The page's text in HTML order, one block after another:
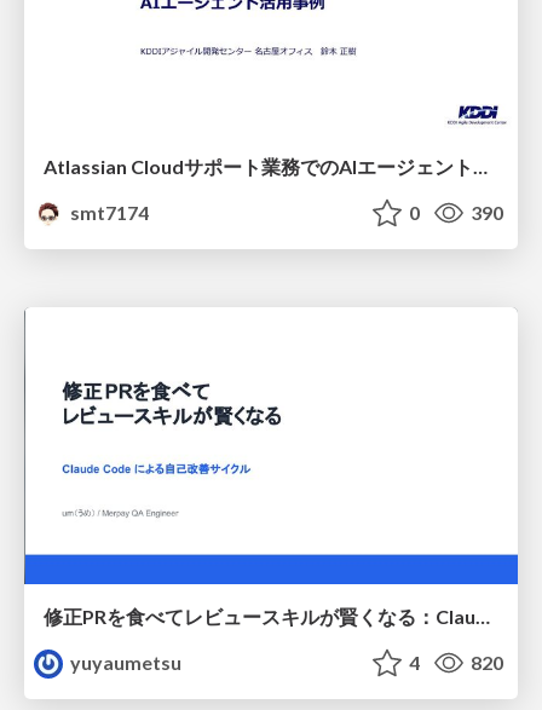
smt7174
0 390
修正PRを食べてレビュースキルが賢くなる：Claude Codeによる自己改善サイクル
yuyaumetsu
4 820